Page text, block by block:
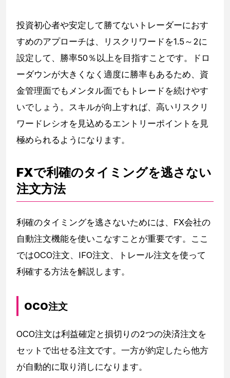
投資初心者や安定して勝てないトレーダーにおす
すめのアプローチは、リスクリワードを1.5～2に
設定して、勝率50％以上を目指すことです。ドロ
ーダウンが大きくなく適度に勝率もあるため、資
金管理面でもメンタル面でもトレードを続けやす
いでしょう。スキルが向上すれば、高いリスクリ
ワードレシオを見込めるエントリーポイントを見
極められるようになります。
FXで利確のタイミングを逃さない
注文方法
利確のタイミングを逃さないためには、FX会社の
自動注文機能を使いこなすことが重要です。ここ
ではOCO注文、IFO注文、トレール注文を使って
利確する方法を解説します。
OCO注文
OCO注文は利益確定と損切りの2つの決済注文を
セットで出せる注文です。一方が約定したら他方
が自動的に取り消しになります。